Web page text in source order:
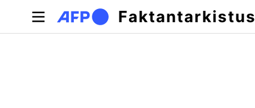
Hyppää pääsisältöön
Faktantarkistus
Ensisijaiset välilehdet